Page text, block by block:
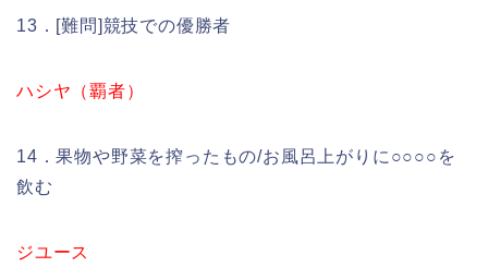
13．[難問]競技での優勝者
ハシヤ（覇者）
14．果物や野菜を搾ったもの/お風呂上がりに○○○○を
飲む
ジユース